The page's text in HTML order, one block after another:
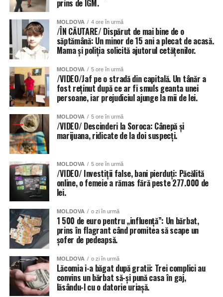
prins de IGM.
MOLDOVA 4 ore în urmă
/ÎN CĂUTARE/ Dispărut de mai bine de o
săptămână: Un minor de 15 ani a plecat de acasă.
Mama și poliția solicită ajutorul cetățenilor.
MOLDOVA 5 ore în urmă
/VIDEO/Jaf pe o stradă din capitală. Un tânăr a
fost reținut după ce ar fi smuls geanta unei
persoane, iar prejudiciul ajunge la mii de lei.
MOLDOVA 5 ore în urmă
/VIDEO/ Descinderi la Soroca: Cânepă și
marijuana, ridicate de la doi suspecți.
MOLDOVA 5 ore în urmă
/VIDEO/ Investiții false, bani pierduți: Păcălită
online, o femeie a rămas fără peste 277.000 de
lei.
MOLDOVA o zi în urmă
1 500 de euro pentru „influență”: Un bărbat,
prins în flagrant când promitea să scape un
șofer de pedeapsă.
MOLDOVA o zi în urmă
Lăcomia i-a băgat după gratii: Trei complici au
convins un bărbat să-și pună casa în gaj,
lăsându-l cu o datorie uriașă.